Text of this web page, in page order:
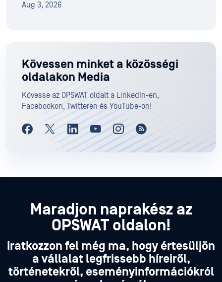
Aug 3, 2026
Kövessen minket a közösségi
oldalakon Media
Kövesse az OPSWAT oldalt a LinkedIn-en,
Facebookon, Twitteren és YouTube-on!
Maradjon naprakész az
OPSWAT oldalon!
Iratkozzon fel még ma, hogy értesüljön
a vállalat legfrissebb híreiről,
történetekről, eseményinformációkról